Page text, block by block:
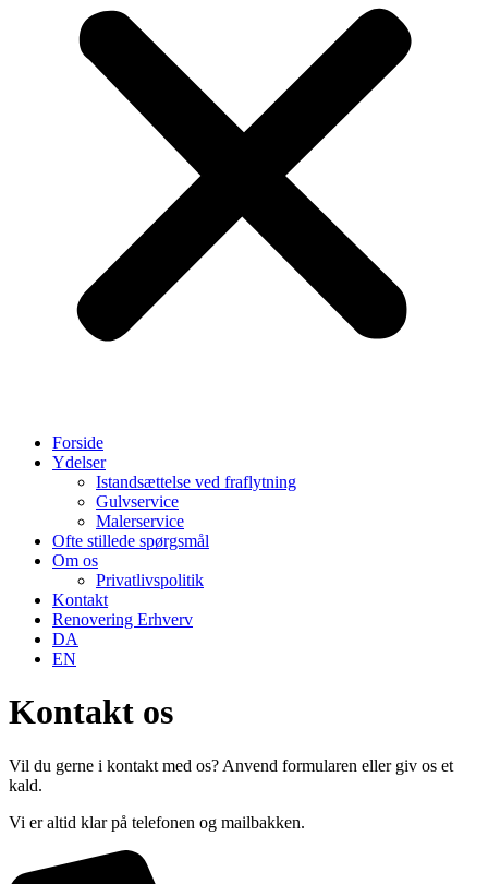
Forside
Ydelser
Istandsættelse ved fraflytning
Gulvservice
Malerservice
Ofte stillede spørgsmål
Om os
Privatlivspolitik
Kontakt
Renovering Erhverv
DA
EN
Kontakt os
Vil du gerne i kontakt med os? Anvend formularen eller giv os et
kald.
Vi er altid klar på telefonen og mailbakken.